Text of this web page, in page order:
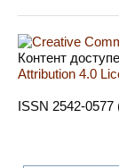
Контент
Attribution 4.0
ISSN 2542-0577